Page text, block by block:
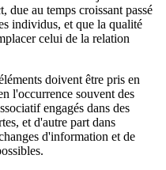
due au temps croissant passé
individus, et que la qualité
celui de la relation
doivent être pris en
l'occurrence souvent des
engagés dans des
et d'autre part dans
d'information et de